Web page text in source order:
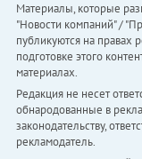
Материалы, которые
"Новости компаний" /
публикуются на правах
подготовке этого
материалах.
Редакция не несет
обнародованные в
законодательству,
рекламодатель.